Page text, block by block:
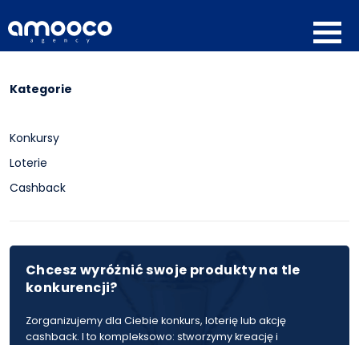
Kategorie
Konkursy
Loterie
Cashback
Chcesz wyróżnić swoje produkty na tle
konkurencji?
Zorganizujemy dla Ciebie konkurs, loterię lub akcję
cashback. I to kompleksowo: stworzymy kreację i